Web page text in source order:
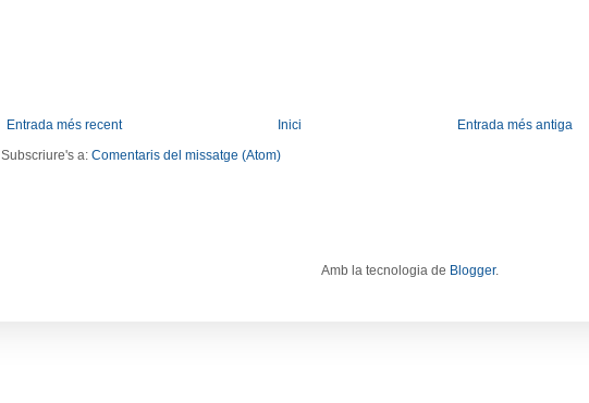
Entrada més recent Entrada més antiga
Inici
Subscriure's a: Comentaris del missatge (Atom)
Amb la tecnologia de Blogger.